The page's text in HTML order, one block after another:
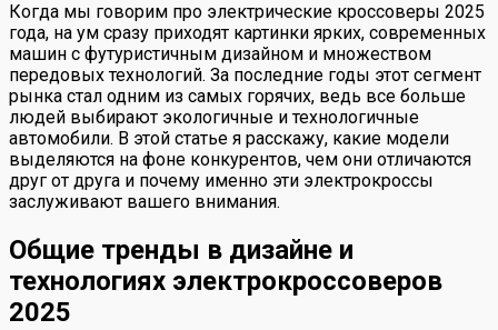
Когда мы говорим про электрические кроссоверы 2025
года, на ум сразу приходят картинки ярких, современных
машин с футуристичным дизайном и множеством
передовых технологий. За последние годы этот сегмент
рынка стал одним из самых горячих, ведь все больше
людей выбирают экологичные и технологичные
автомобили. В этой статье я расскажу, какие модели
выделяются на фоне конкурентов, чем они отличаются
друг от друга и почему именно эти электрокроссы
заслуживают вашего внимания.
Общие тренды в дизайне и
технологиях электрокроссоверов
2025